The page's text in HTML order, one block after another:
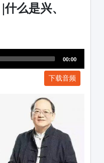
么是兴、
00:00
下载音频